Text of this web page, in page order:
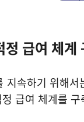
정 급여 체계
지속하기 위해
급여 체계를